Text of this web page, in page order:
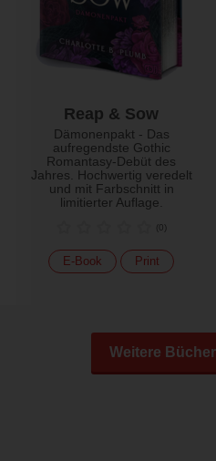
Reap & Sow
Dämonenpakt - Das
aufregendste Gothic
Romantasy-Debüt des
Jahres. Hochwertig veredelt
und mit Farbschnitt in
limitierter Auflage.
(0)
E-Book Print
Weitere